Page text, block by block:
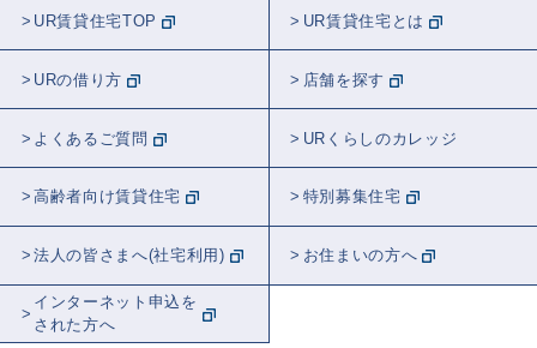
UR賃貸住宅TOP UR賃貸住宅とは
URの借り方 店舗を探す
よくあるご質問 URくらしのカレッジ
高齢者向け賃貸住宅 特別募集住宅
法人の皆さまへ(社宅利用) お住まいの方へ
インターネット申込を
された方へ